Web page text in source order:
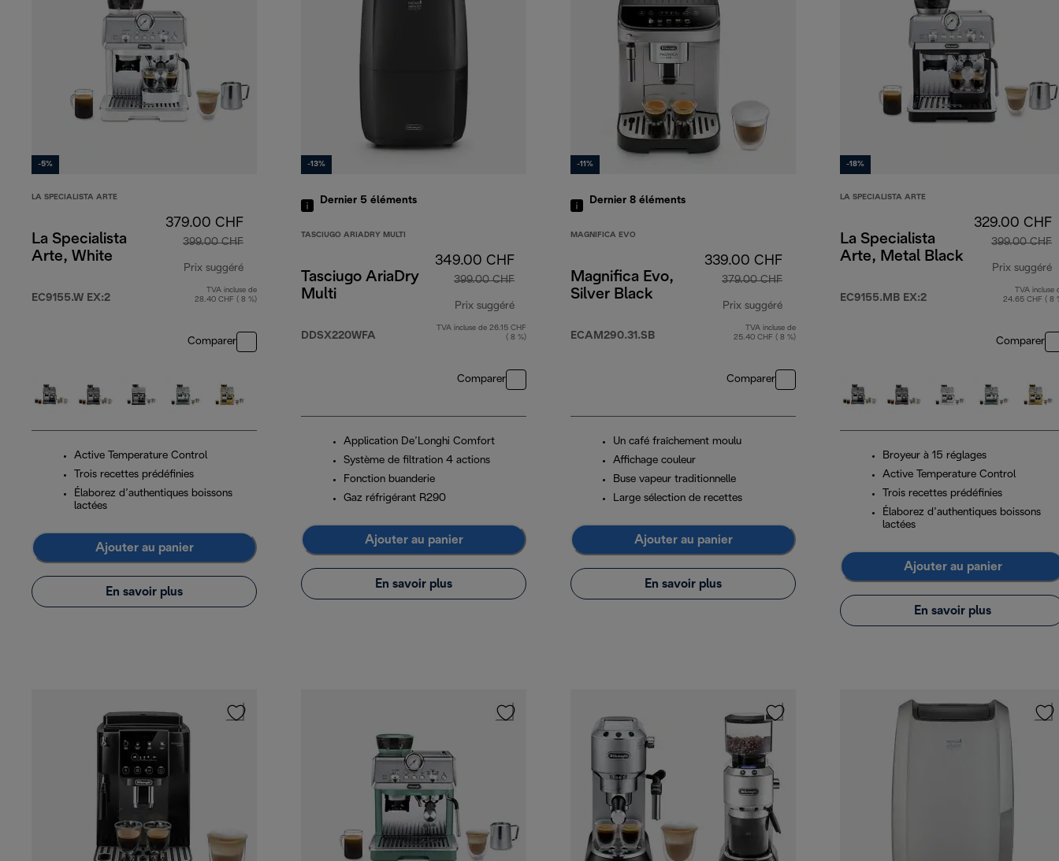
-5%
LA SPECIALISTA ARTE
La Specialista
Arte, White
EC9155.W EX:2
379.00 CHF
399.00 CHF
Prix suggéré
prix original 399.00 CHF
TVA incluse de
28.40 CHF ( 8 %)
Comparer
Active Temperature Control
Trois recettes prédéfinies
Élaborez d’authentiques boissons
lactées
Ajouter au panier
En savoir plus
-13%
Dernier 5 éléments
TASCIUGO ARIADRY MULTI
Tasciugo AriaDry
Multi
DDSX220WFA
349.00 CHF
399.00 CHF
Prix suggéré
prix original 399.00 CHF
TVA incluse de 26.15 CHF
( 8 %)
Comparer
Application De’Longhi Comfort
Système de filtration 4 actions
Fonction buanderie
Gaz réfrigérant R290
Ajouter au panier
En savoir plus
-11%
Dernier 8 éléments
MAGNIFICA EVO
Magnifica Evo,
Silver Black
ECAM290.31.SB
339.00 CHF
379.00 CHF
Prix suggéré
prix original 379.00 CHF
TVA incluse de
25.40 CHF ( 8 %)
Comparer
Un café fraîchement moulu
Affichage couleur
Buse vapeur traditionnelle
Large sélection de recettes
Ajouter au panier
En savoir plus
-18%
LA SPECIALISTA ARTE
La Specialista
Arte, Metal Black
EC9155.MB EX:2
329.00 CHF
399.00 CHF
Prix suggéré
TVA incluse
24.65 CHF ( 8
Comparer
Broyeur à 15 réglages
Active Temperature Control
Trois recettes prédéfinies
Élaborez d’authentiques boissons
lactées
Ajouter au panier
En savoir plus